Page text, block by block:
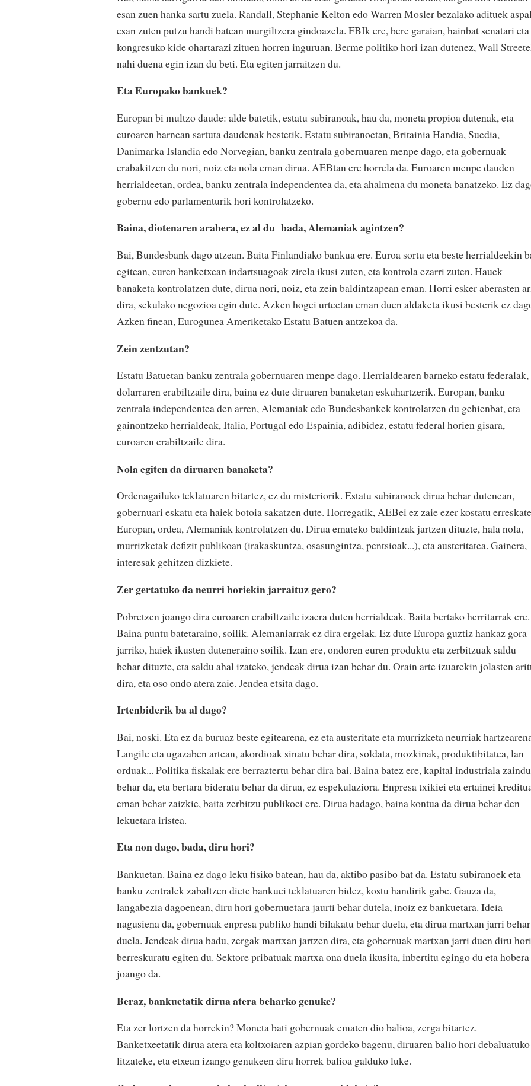
esan zuen hanka sartu zuela. Randall, Stephanie Kelton edo Warren Mosler bezalako adituek
esan zuten putzu handi batean murgiltzera gindoazela. FBIk ere, bere garaian, hainbat senatari eta
kongresuko kide ohartarazi zituen horren inguruan. Berme politiko hori izan dutenez, Wall
nahi duena egin izan du beti. Eta egiten jarraitzen du.
Eta Europako bankuek?
Europan bi multzo daude: alde batetik, estatu subiranoak, hau da, moneta propioa dutenak, eta
euroaren barnean sartuta daudenak bestetik. Estatu subiranoetan, Britainia Handia, Suedia,
Danimarka Islandia edo Norvegian, banku zentrala gobernuaren menpe dago, eta gobernuak
erabakitzen du nori, noiz eta nola eman dirua. AEBtan ere horrela da. Euroaren menpe dauden
herrialdeetan, ordea, banku zentrala independentea da, eta ahalmena du moneta banatzeko. Ez
gobernu edo parlamenturik hori kontrolatzeko.
Baina, diotenaren arabera, ez al du bada, Alemaniak agintzen?
Bai, Bundesbank dago atzean. Baita Finlandiako bankua ere. Euroa sortu eta beste herrialdeekin
egitean, euren banketxean indartsuagoak zirela ikusi zuten, eta kontrola ezarri zuten. Hauek
banaketa kontrolatzen dute, dirua nori, noiz, eta zein baldintzapean eman. Horri esker aberasten
dira, sekulako negozioa egin dute. Azken hogei urteetan eman duen aldaketa ikusi besterik ez
Azken finean, Eurogunea Ameriketako Estatu Batuen antzekoa da.
Zein zentzutan?
Estatu Batuetan banku zentrala gobernuaren menpe dago. Herrialdearen barneko estatu federalak,
dolarraren erabiltzaile dira, baina ez dute diruaren banaketan eskuhartzerik. Europan, banku
zentrala independentea den arren, Alemaniak edo Bundesbankek kontrolatzen du gehienbat, eta
gainontzeko herrialdeak, Italia, Portugal edo Espainia, adibidez, estatu federal horien gisara,
euroaren erabiltzaile dira.
Nola egiten da diruaren banaketa?
Ordenagailuko teklatuaren bitartez, ez du misteriorik. Estatu subiranoek dirua behar dutenean,
gobernuari eskatu eta haiek botoia sakatzen dute. Horregatik, AEBei ez zaie ezer kostatu
Europan, ordea, Alemaniak kontrolatzen du. Dirua emateko baldintzak jartzen dituzte, hala nola,
murrizketak defizit publikoan (irakaskuntza, osasungintza, pentsioak...), eta austeritatea. Gainera,
interesak gehitzen dizkiete.
Zer gertatuko da neurri horiekin jarraituz gero?
Pobretzen joango dira euroaren erabiltzaile izaera duten herrialdeak. Baita bertako herritarrak ere.
Baina puntu batetaraino, soilik. Alemaniarrak ez dira ergelak. Ez dute Europa guztiz hankaz gora
jarriko, haiek ikusten duteneraino soilik. Izan ere, ondoren euren produktu eta zerbitzuak saldu
behar dituzte, eta saldu ahal izateko, jendeak dirua izan behar du. Orain arte izuarekin jolasten
dira, eta oso ondo atera zaie. Jendea etsita dago.
Irtenbiderik ba al dago?
Bai, noski. Eta ez da buruaz beste egitearena, ez eta austeritate eta murrizketa neurriak
Langile eta ugazaben artean, akordioak sinatu behar dira, soldata, mozkinak, produktibitatea, lan
orduak... Politika fiskalak ere berraztertu behar dira bai. Baina batez ere, kapital industriala zaindu
behar da, eta bertara bideratu behar da dirua, ez espekulaziora. Enpresa txikiei eta ertainei
eman behar zaizkie, baita zerbitzu publikoei ere. Dirua badago, baina kontua da dirua behar den
lekuetara iristea.
Eta non dago, bada, diru hori?
Bankuetan. Baina ez dago leku fisiko batean, hau da, aktibo pasibo bat da. Estatu subiranoek eta
banku zentralek zabaltzen diete bankuei teklatuaren bidez, kostu handirik gabe. Gauza da,
langabezia dagoenean, diru hori gobernuetara jaurti behar dutela, inoiz ez bankuetara. Ideia
nagusiena da, gobernuak enpresa publiko handi bilakatu behar duela, eta dirua martxan jarri behar
duela. Jendeak dirua badu, zergak martxan jartzen dira, eta gobernuak martxan jarri duen diru hori
berreskuratu egiten du. Sektore pribatuak martxa ona duela ikusita, inbertitu egingo du eta hobera
joango da.
Beraz, bankuetatik dirua atera beharko genuke?
Eta zer lortzen da horrekin? Moneta bati gobernuak ematen dio balioa, zerga bitartez.
Banketxeetatik dirua atera eta koltxoiaren azpian gordeko bagenu, diruaren balio hori debaluatuko
litzateke, eta etxean izango genukeen diru horrek balioa galduko luke.